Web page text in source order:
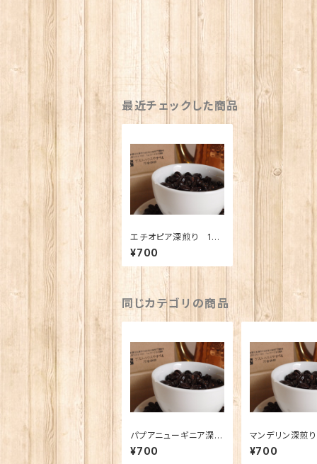
最近チェックした商品
エチオピア深煎り 100
g
¥700
同じカテゴリの商品
パプアニューギニア深煎
り 100g
¥700
マンデリン深煎
¥700